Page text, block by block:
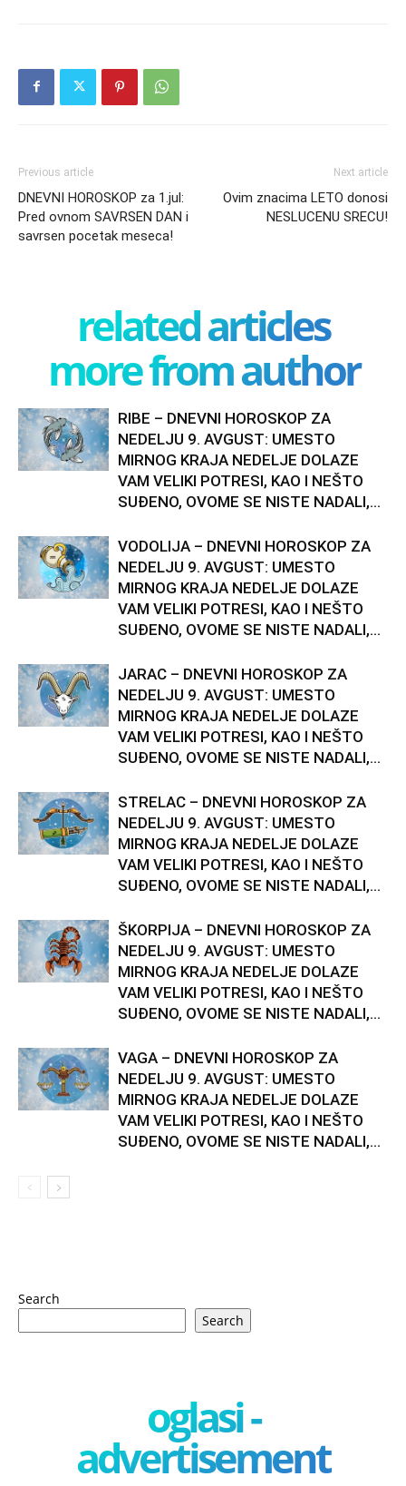
Previous article
DNEVNI HOROSKOP za 1.jul:
Pred ovnom SAVRSEN DAN i
savrsen pocetak meseca!
Next article
Ovim znacima LETO donosi
NESLUCENU SRECU!
related articles
more from author
RIBE – DNEVNI HOROSKOP ZA
NEDELJU 9. AVGUST: UMESTO
MIRNOG KRAJA NEDELJE DOLAZE
VAM VELIKI POTRESI, KAO I NEŠTO
SUĐENO, OVOME SE NISTE NADALI,...
VODOLIJA – DNEVNI HOROSKOP ZA
NEDELJU 9. AVGUST: UMESTO
MIRNOG KRAJA NEDELJE DOLAZE
VAM VELIKI POTRESI, KAO I NEŠTO
SUĐENO, OVOME SE NISTE NADALI,...
JARAC – DNEVNI HOROSKOP ZA
NEDELJU 9. AVGUST: UMESTO
MIRNOG KRAJA NEDELJE DOLAZE
VAM VELIKI POTRESI, KAO I NEŠTO
SUĐENO, OVOME SE NISTE NADALI,...
STRELAC – DNEVNI HOROSKOP ZA
NEDELJU 9. AVGUST: UMESTO
MIRNOG KRAJA NEDELJE DOLAZE
VAM VELIKI POTRESI, KAO I NEŠTO
SUĐENO, OVOME SE NISTE NADALI,...
ŠKORPIJA – DNEVNI HOROSKOP ZA
NEDELJU 9. AVGUST: UMESTO
MIRNOG KRAJA NEDELJE DOLAZE
VAM VELIKI POTRESI, KAO I NEŠTO
SUĐENO, OVOME SE NISTE NADALI,...
VAGA – DNEVNI HOROSKOP ZA
NEDELJU 9. AVGUST: UMESTO
MIRNOG KRAJA NEDELJE DOLAZE
VAM VELIKI POTRESI, KAO I NEŠTO
SUĐENO, OVOME SE NISTE NADALI,...
Search
Search
oglasi -
advertisement